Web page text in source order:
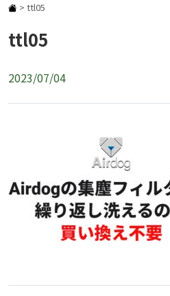
> ttl05
ttl05
2023/07/04